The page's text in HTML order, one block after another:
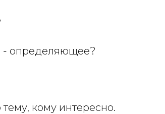
- определяющее?
кому интересно.